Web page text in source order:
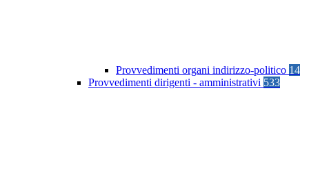
Provvedimenti organi indirizzo-politico 14
Provvedimenti dirigenti - amministrativi 533